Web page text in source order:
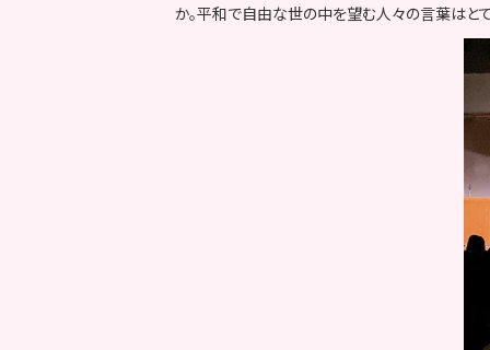
か。平和で自由な世の中を望む人々の言葉はと